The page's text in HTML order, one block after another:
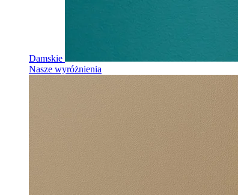
Damskie
Nasze wyróżnienia